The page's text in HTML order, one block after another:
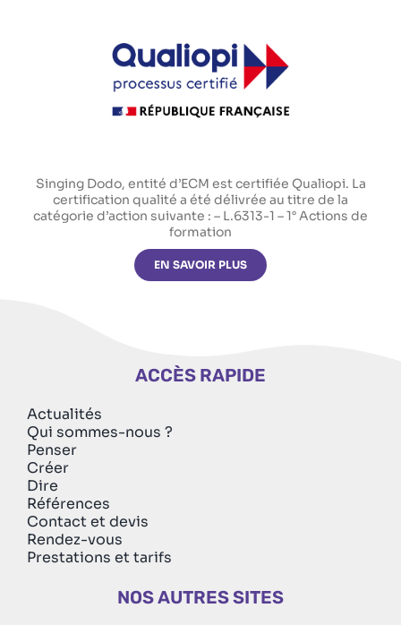
Singing Dodo, entité d’ECM est certifiée Qualiopi. La
certification qualité a été délivrée au titre de la
catégorie d’action suivante : – L.6313-1 – 1° Actions de
formation
EN SAVOIR PLUS
ACCÈS RAPIDE
Actualités
Qui sommes-nous ?
Penser
Créer
Dire
Références
Contact et devis
Rendez-vous
Prestations et tarifs
NOS AUTRES SITES